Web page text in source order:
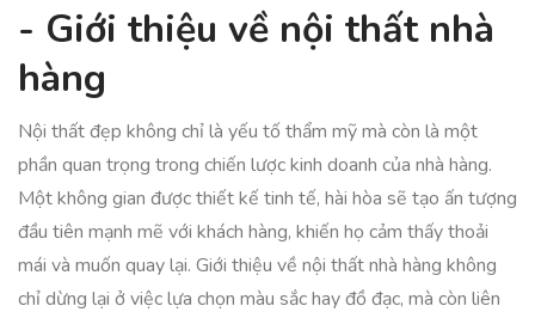
- Giới thiệu về nội thất nhà
hàng
Nội thất đẹp không chỉ là yếu tố thẩm mỹ mà còn là một
phần quan trọng trong chiến lược kinh doanh của nhà hàng.
Một không gian được thiết kế tinh tế, hài hòa sẽ tạo ấn tượng
đầu tiên mạnh mẽ với khách hàng, khiến họ cảm thấy thoải
mái và muốn quay lại. Giới thiệu về nội thất nhà hàng không
chỉ dừng lại ở việc lựa chọn màu sắc hay đồ đạc, mà còn liên